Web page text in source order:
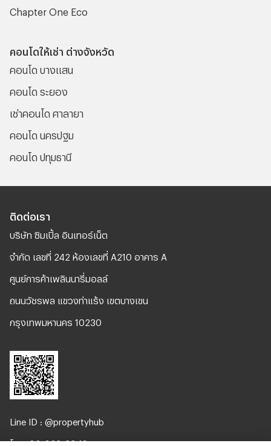
Chapter One Eco
คอนโดให้เช่า ต่างจังหวัด
คอนโด บางแสน
คอนโด ระยอง
เช่าคอนโด ศาลายา
คอนโด นครปฐม
คอนโด ปทุมธานี
ติดต่อเรา
บริษัท ซิมเปิ้ล อินเทอร์เน็ต
จํากัด เลขที่ 242 ห้องเลขที่ A210 อาคาร A
ศูนย์การค้าเพลินนารี่มอลล์
ถนนวัชรพล แขวงท่าแร้ง เขตบางเขน
กรุงเทพมหานคร 10230
Line ID : @propertyhub
โทร. 02-026-3049